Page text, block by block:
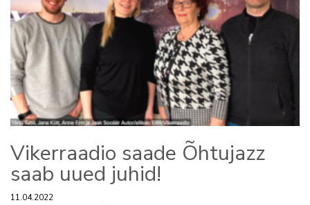
Vikerraadio saade Õhtujazz
saab uued juhid!
11.04.2022